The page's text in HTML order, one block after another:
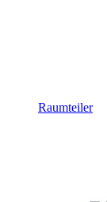
Raumteiler